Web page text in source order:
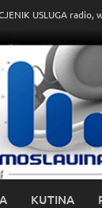
USLUGA radio,
KUTINA